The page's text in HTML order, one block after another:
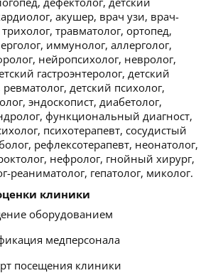
акушер, врач узи, врач-
травматолог, ортопед,
иммунолог, аллерголог,
нейропсихолог, невролог,
гастроэнтеролог, детский
детский психолог,
эндоскопист, диабетолог,
функциональный диагност,
психотерапевт, сосудистый
рефлексотерапевт, неонатолог,
нефролог, гнойный хирург,
реаниматолог, гепатолог, миколог.
клиники
оборудованием
медперсонала
посещения клиники